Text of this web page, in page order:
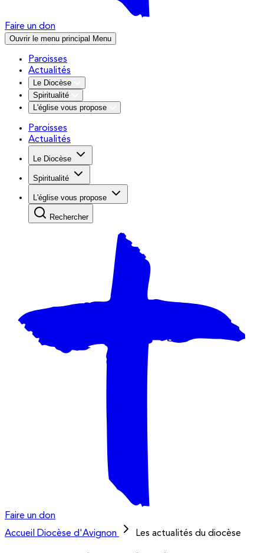
Faire un don
Ouvrir le menu principal Menu
Paroisses
Actualités
Le Diocèse
Spiritualité
L'église vous propose
Paroisses
Actualités
Le Diocèse
Spiritualité
L'église vous propose
Rechercher
Faire un don
Accueil
Diocèse d'Avignon Les actualités du diocèse